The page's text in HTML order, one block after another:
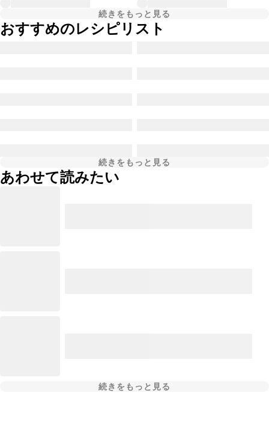
続きをもっと見る
おすすめのレシピリスト
続きをもっと見る
あわせて読みたい
続きをもっと見る